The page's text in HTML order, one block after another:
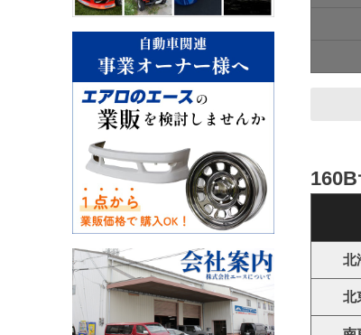
北
北